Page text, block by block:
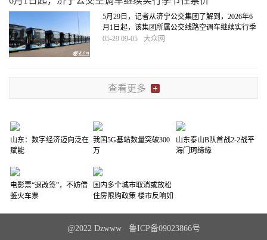
5月29日，记者从济宁公交集团了解到，2026年6
月1日起，该集团所属公交线路空调车继续实行季
节性票价，在2026年6月1日至2026年9月30日期
05-29 09-05 大众网
查看更多
山东：数字经济迈向泛在
赋能
我国5G基站数量突破300
万
山东泰山B队首战2-2战平
海门珂缔缘
电影票“退改签”，不妨借
鉴火车票
国内多个城市取消或放松
住房限购政策 楼市反响如
@2022 Dzwww 鲁ICP备09023866号